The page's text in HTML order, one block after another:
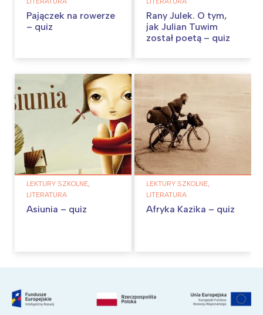
Pajączek na rowerze
– quiz
Rany Julek. O tym,
jak Julian Tuwim
został poetą – quiz
LEKTURY SZKOLNE,
LITERATURA
Asiunia – quiz
LEKTURY SZKOLNE,
LITERATURA
Afryka Kazika – quiz